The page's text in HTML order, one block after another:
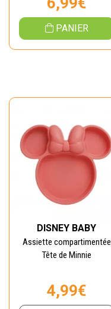
PANIER
DISNEY BABY
Assiette compartimentée
Tête de Minnie
4,99€